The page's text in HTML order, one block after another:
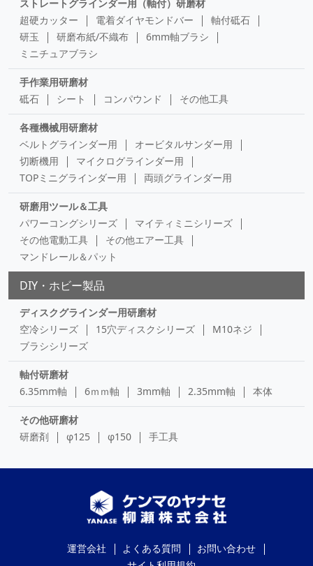
ストレートグラインダー用（軸付）研磨材
超硬カッター
電着ダイヤモンドバー
軸付砥石
研玉
研磨布紙/不織布
6mm軸ブラシ
ミニチュアブラシ
手作業用研磨材
砥石
シート コンパウンド その他工具
各種機械用研磨材
ベルトグラインダー用
オービタルサンダー用
切断機用
マイクログラインダー用
TOPミニグラインダー用
両頭グラインダー用
研磨用ツール＆工具
パワーコングシリーズ
マイティミニシリーズ
その他電動工具
その他エアー工具
マンドレール＆パット
DIY・ホビー製品
ディスクグラインダー用研磨材
空冷シリーズ
15穴ディスクシリーズ
M10ネジ
ブラシシリーズ
軸付研磨材
6.35mm軸
6ｍｍ軸 3mm軸 2.35mm軸 本体
その他研磨材
研磨剤
φ125 φ150 手工具
運営会社 よくある質問
お問い合わせ